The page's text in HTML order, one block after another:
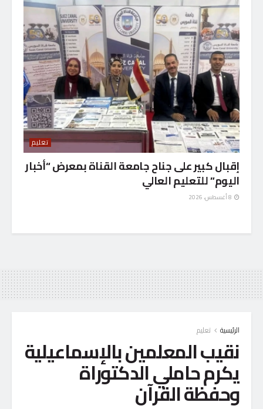
تعليم
إقبال كبير على جناح جامعة القناة بمعرض “أخبار
اليوم” للتعليم العالي
الرئيسية تعليم
نقيب المعلمين بالإسماعيلية
يكرم حاملي الدكتوراة
وحفظة القرآن